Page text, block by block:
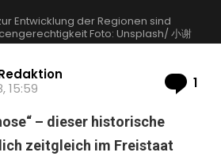
Entwicklung der Regionen sind
Foto: Unsplash/ 小谢
15:59
1
– dieser historische
zeitgleich im Freistaat